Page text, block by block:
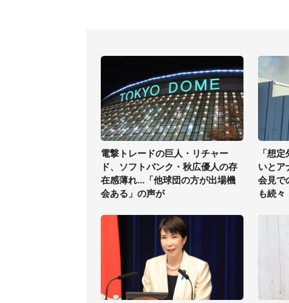
電撃トレードの巨人・リチャー
ド、ソフトバンク・秋広優人の存
在感薄れ...「他球団の方が出場機
会ある」の声が
「想
いとア
会見で
も続々